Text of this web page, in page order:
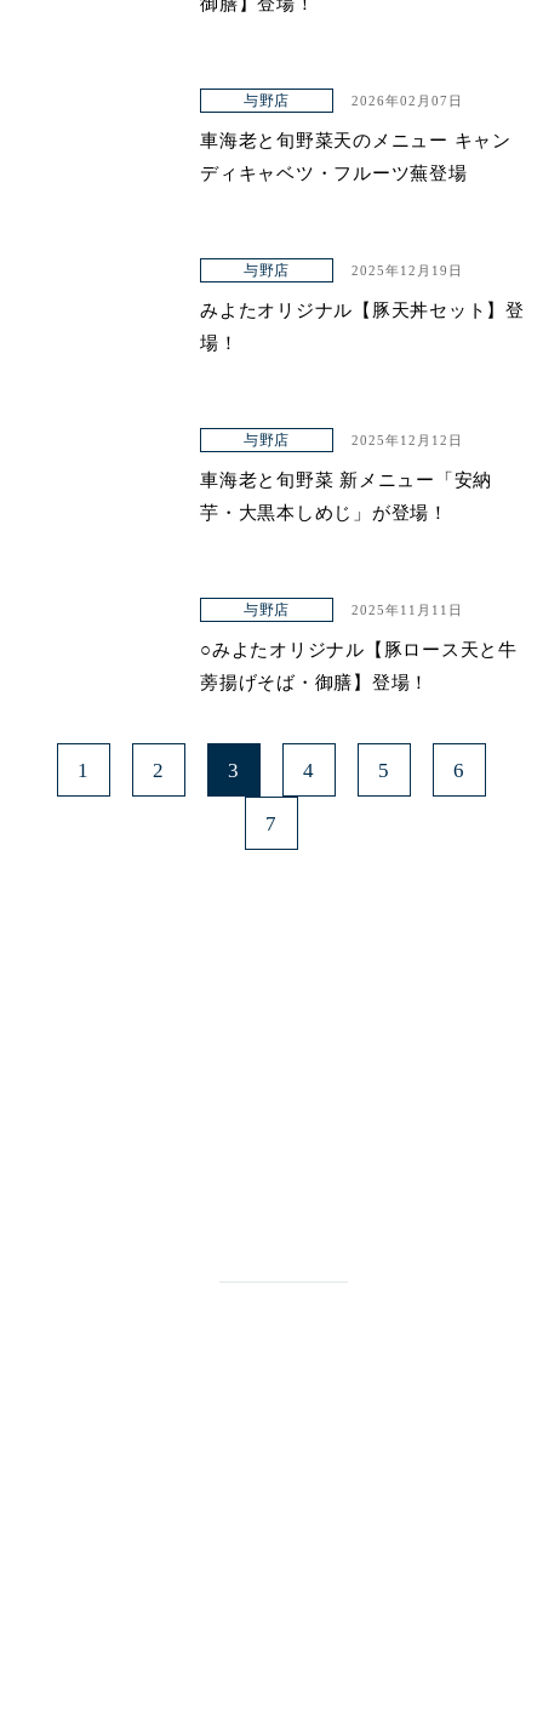
与野店 2026年02月07日
車海老と旬野菜天のメニュー キャン
ディキャベツ・フルーツ蕪登場
与野店 2025年12月19日
みよたオリジナル【豚天丼セット】登
場！
与野店 2025年12月12日
車海老と旬野菜 新メニュー「安納
芋・大黒本しめじ」が登場！
与野店 2025年11月11日
○みよたオリジナル【豚ロース天と牛
蒡揚げそば・御膳】登場！
1 2 3 4 5 6
7